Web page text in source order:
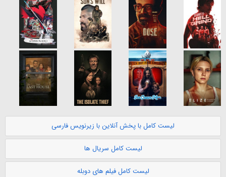
لیست کامل با پخش آنلاین با زیرنویس فارسی
لیست کامل سریال ها
لیست کامل فیلم های دوبله